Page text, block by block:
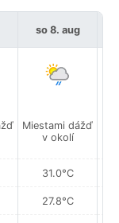
so 8. aug
Miestami dážď
v okolí
31.0°C
27.8°C